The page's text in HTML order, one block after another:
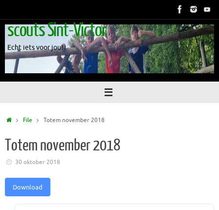
content
scouts Sint-Victor
Echt iets voor jou!
HomeFile Totem november 2018
Totem november 2018
30 oktober 2018
Download